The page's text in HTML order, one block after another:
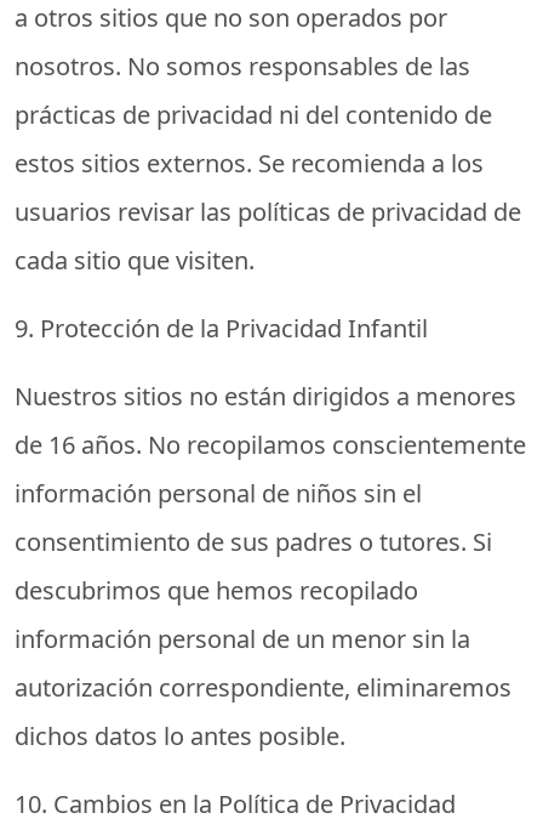
a otros sitios que no son operados por
nosotros. No somos responsables de las
prácticas de privacidad ni del contenido de
estos sitios externos. Se recomienda a los
usuarios revisar las políticas de privacidad de
cada sitio que visiten.
9. Protección de la Privacidad Infantil
Nuestros sitios no están dirigidos a menores
de 16 años. No recopilamos conscientemente
información personal de niños sin el
consentimiento de sus padres o tutores. Si
descubrimos que hemos recopilado
información personal de un menor sin la
autorización correspondiente, eliminaremos
dichos datos lo antes posible.
10. Cambios en la Política de Privacidad